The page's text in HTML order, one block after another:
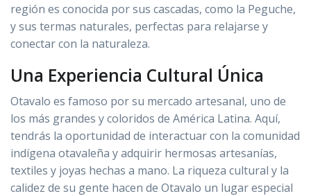
región es conocida por sus cascadas, como la Peguche,
y sus termas naturales, perfectas para relajarse y
conectar con la naturaleza.
Una Experiencia Cultural Única
Otavalo es famoso por su mercado artesanal, uno de
los más grandes y coloridos de América Latina. Aquí,
tendrás la oportunidad de interactuar con la comunidad
indígena otavaleña y adquirir hermosas artesanías,
textiles y joyas hechas a mano. La riqueza cultural y la
calidez de su gente hacen de Otavalo un lugar especial